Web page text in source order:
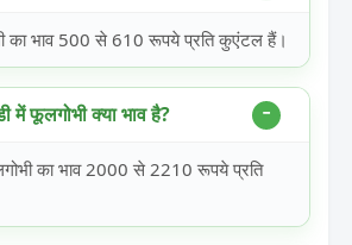
का भाव 500 से 610 रूपये प्रति कुएंटल हैं।
फूलगोभी क्या भाव है?
का भाव 2000 से 2210 रूपये प्रति